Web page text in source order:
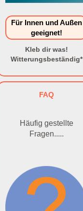
Für Innen und Außen
geeignet!
Kleb dir was!
Witterungsbeständig*
FAQ
Häufig gestellte
Fragen.....